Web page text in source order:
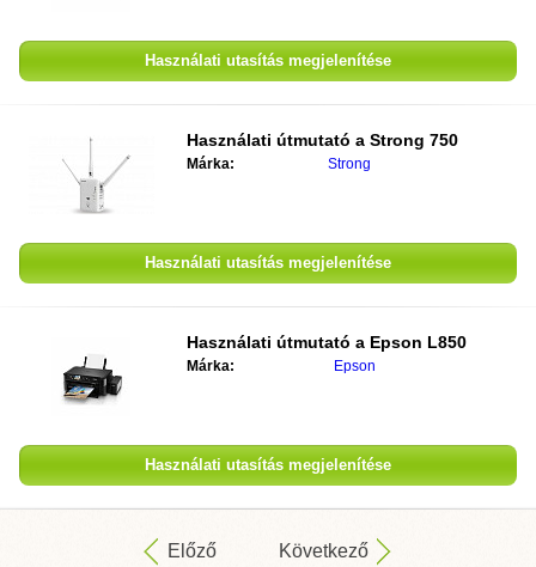
Használati utasítás megjelenítése
Használati útmutató a Strong 750
Márka: Strong
Használati utasítás megjelenítése
Használati útmutató a Epson L850
Márka: Epson
Használati utasítás megjelenítése
Előző Következő